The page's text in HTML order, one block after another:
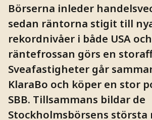
Börserna inleder
sedan räntorna stigit till
rekordnivåer i både USA
räntefrossan görs en
Sveafastigheter går
KlaraBo och köper en stor
SBB. Tillsammans bildar de
Stockholmsbörsens största